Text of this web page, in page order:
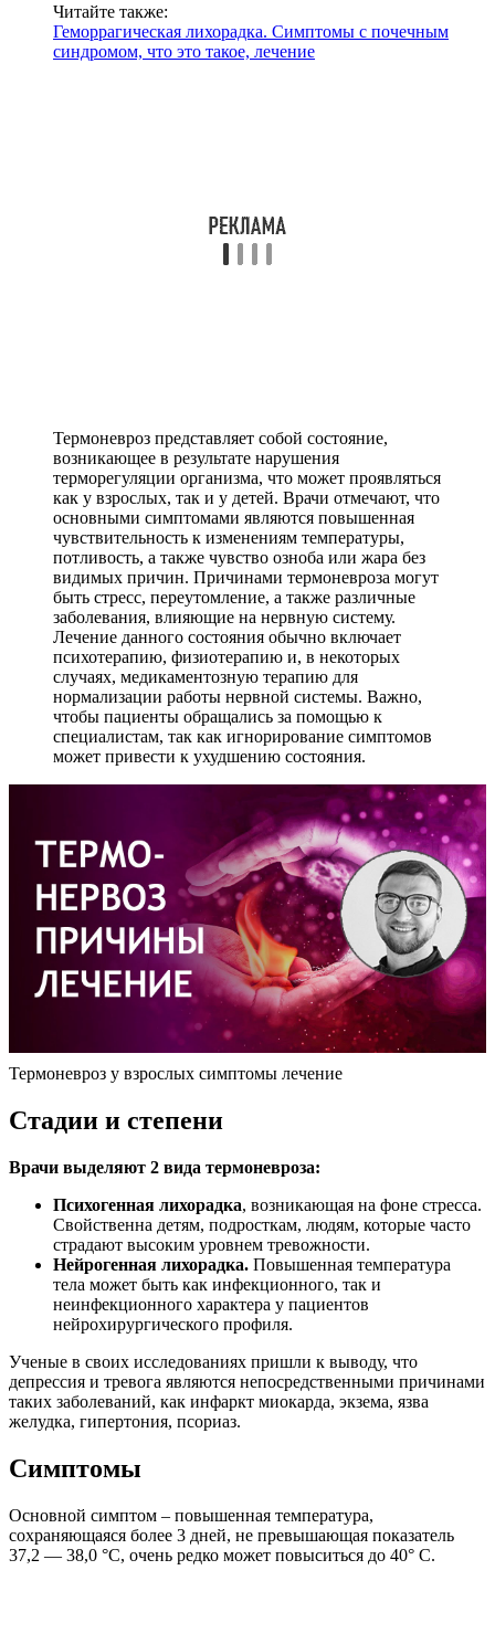
Читайте также:
Геморрагическая лихорадка. Симптомы с почечным
синдромом, что это такое, лечение
Термоневроз представляет собой состояние,
возникающее в результате нарушения
терморегуляции организма, что может проявляться
как у взрослых, так и у детей. Врачи отмечают, что
основными симптомами являются повышенная
чувствительность к изменениям температуры,
потливость, а также чувство озноба или жара без
видимых причин. Причинами термоневроза могут
быть стресс, переутомление, а также различные
заболевания, влияющие на нервную систему.
Лечение данного состояния обычно включает
психотерапию, физиотерапию и, в некоторых
случаях, медикаментозную терапию для
нормализации работы нервной системы. Важно,
чтобы пациенты обращались за помощью к
специалистам, так как игнорирование симптомов
может привести к ухудшению состояния.
Термоневроз у взрослых симптомы лечение
Стадии и степени
Врачи выделяют 2 вида термоневроза:
Психогенная лихорадка, возникающая на фоне стресса.
Свойственна детям, подросткам, людям, которые часто
страдают высоким уровнем тревожности.
Нейрогенная лихорадка. Повышенная температура
тела может быть как инфекционного, так и
неинфекционного характера у пациентов
нейрохирургического профиля.
Ученые в своих исследованиях пришли к выводу, что
депрессия и тревога являются непосредственными причинами
таких заболеваний, как инфаркт миокарда, экзема, язва
желудка, гипертония, псориаз.
Симптомы
Основной симптом – повышенная температура,
сохраняющаяся более 3 дней, не превышающая показатель
37,2 — 38,0 °С, очень редко может повыситься до 40° C.